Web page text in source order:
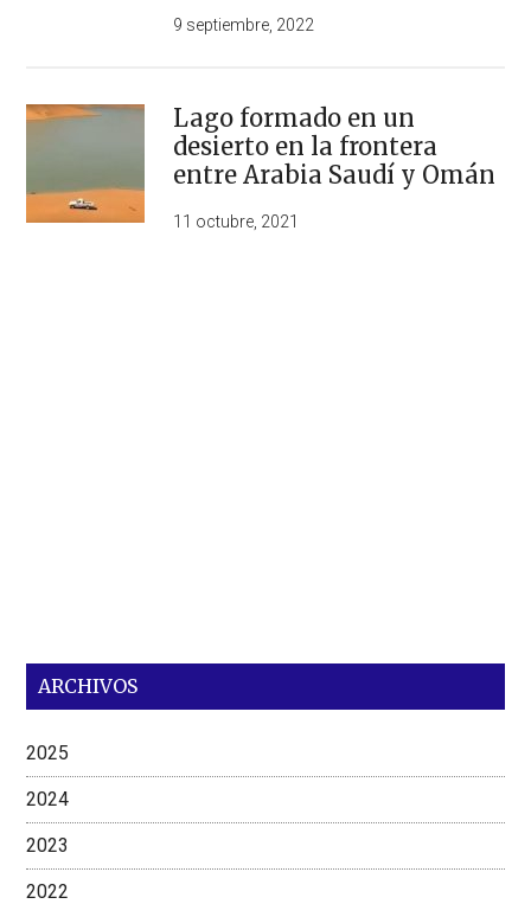
9 septiembre, 2022
Lago formado en un
desierto en la frontera
entre Arabia Saudí y Omán
11 octubre, 2021
ARCHIVOS
2025
2024
2023
2022